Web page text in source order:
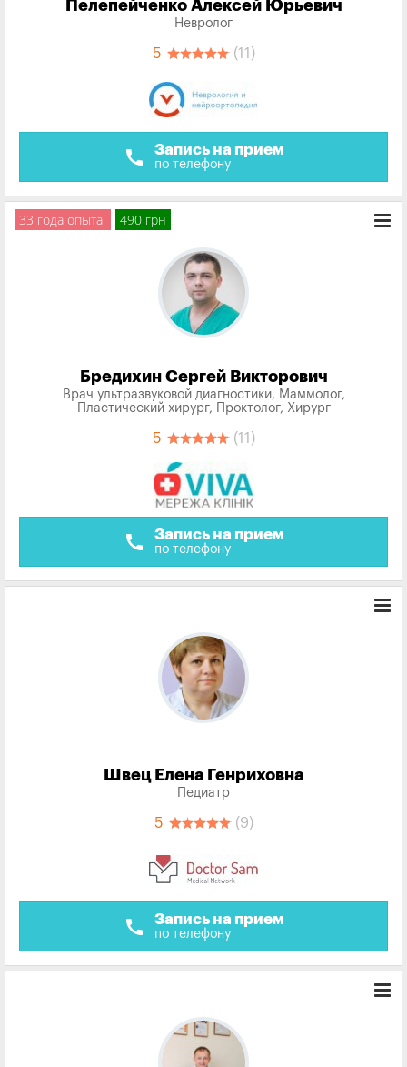
Пелепейченко Алексей Юрьевич
Невролог
5 (11)
call Запись на прием
по телефону
33 года опыта 490 грн
Бредихин Сергей Викторович
Врач ультразвуковой диагностики, Маммолог,
Пластический хирург, Проктолог, Хирург
5 (11)
call Запись на прием
по телефону
Швец Елена Генриховна
Педиатр
5 (9)
call Запись на прием
по телефону